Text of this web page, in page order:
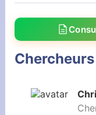
description
Chercheurs